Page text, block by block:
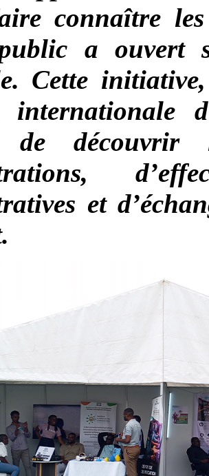
connaître
a ouvert
Cette
internationale
de découvrir
et